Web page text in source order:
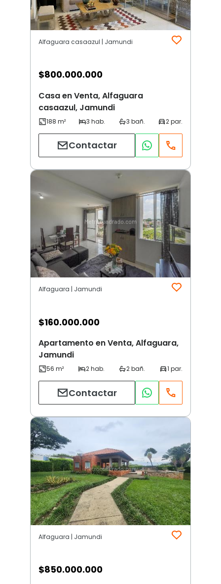
Alfaguara casaazul | Jamundi
$800.000.000
Casa en Venta, Alfaguara
casaazul, Jamundi
Contactar
Alfaguara | Jamundi
$160.000.000
Apartamento en Venta, Alfaguara,
Jamundi
Contactar
Alfaguara | Jamundi
$850.000.000